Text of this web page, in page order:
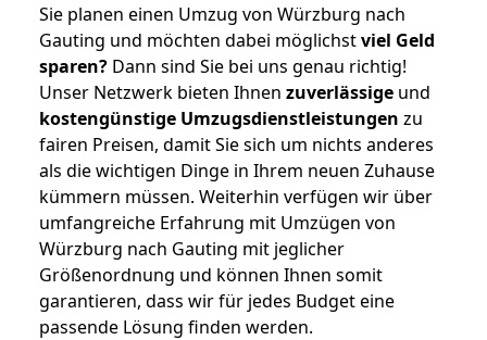
Sie planen einen Umzug von Würzburg nach
Gauting und möchten dabei möglichstviel Geld
sparen? Dann sind Sie bei uns genau richtig!
Unser Netzwerk bieten Ihnen zuverlässige und
kostengünstige Umzugsdienstleistungen zu
fairen Preisen, damit Sie sich um nichts anderes
als die wichtigen Dinge in Ihrem neuen Zuhause
kümmern müssen. Weiterhin verfügen wir über
umfangreiche Erfahrung mit Umzügen von
Würzburg nach Gauting mit jeglicher
Größenordnung und können Ihnen somit
garantieren, dass wir für jedes Budget eine
passende Lösung finden werden.